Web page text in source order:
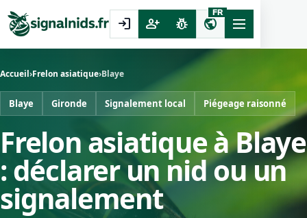
login person_add pest_control public
FR
Accueil›Frelon asiatique›Blaye
Blaye Gironde Signalement local Piégeage raisonné
Frelon asiatique à Blaye
: déclarer un nid ou un
signalement